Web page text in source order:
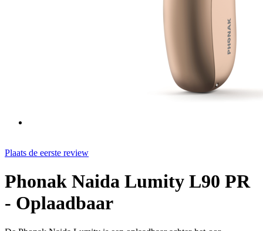
Plaats de eerste review
Phonak Naida Lumity L90 PR
- Oplaadbaar